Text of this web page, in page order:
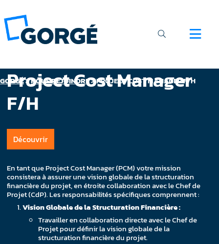
GORGÉ>NOUS REJOINDRE>PROJECT COST MANAGER F/H
Project Cost Manager
F/H
Découvrir
En tant que Project Cost Manager (PCM) votre mission
consistera à assurer une vision globale de la structuration
financière du projet, en étroite collaboration avec le Chef de
Projet (CdP). Les responsabilités spécifiques comprennent :
Vision Globale de la Structuration Financière :
Travailler en collaboration directe avec le Chef de
Projet pour définir la vision globale de la
structuration financière du projet.